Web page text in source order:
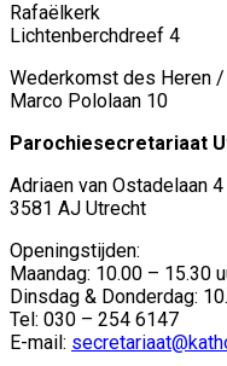
Rafaëlkerk
Lichtenberchdreef 4
Wederkomst des Heren /
Marco Pololaan 10
Parochiesecretariaat
Adriaen van Ostadelaan 4
3581 AJ Utrecht
Openingstijden:
Maandag: 10.00 – 15.30
Dinsdag & Donderdag:
Tel: 030 – 254 6147
E-mail: